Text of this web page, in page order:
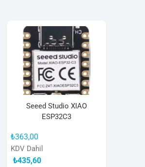
Seeed Studio XIAO
ESP32C3
₺363,00
KDV Dahil
₺435,60